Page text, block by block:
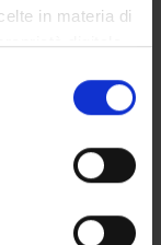
in materia di
digitale
in qualsiasi
o facendo clic
posizione